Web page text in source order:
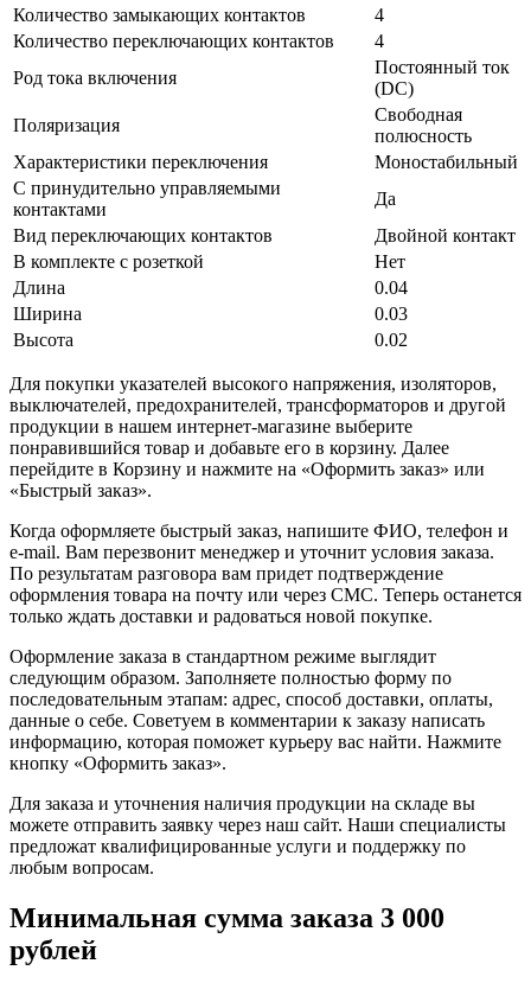
Количество замыкающих контактов
4
Количество переключающих контактов
4
Род тока включения
Постоянный ток
(DC)
Поляризация
Свободная
полюсность
Характеристики переключения
Моностабильный
С принудительно управляемыми
контактами
Да
Вид переключающих контактов
Двойной контакт
В комплекте с розеткой
Нет
Длина
0.04
Ширина
0.03
Высота
0.02
Для покупки указателей высокого напряжения, изоляторов,
выключателей, предохранителей, трансформаторов и другой
продукции в нашем интернет-магазине выберите
понравившийся товар и добавьте его в корзину. Далее
перейдите в Корзину и нажмите на «Оформить заказ» или
«Быстрый заказ».
Когда оформляете быстрый заказ, напишите ФИО, телефон и
e-mail. Вам перезвонит менеджер и уточнит условия заказа.
По результатам разговора вам придет подтверждение
оформления товара на почту или через СМС. Теперь останется
только ждать доставки и радоваться новой покупке.
Оформление заказа в стандартном режиме выглядит
следующим образом. Заполняете полностью форму по
последовательным этапам: адрес, способ доставки, оплаты,
данные о себе. Советуем в комментарии к заказу написать
информацию, которая поможет курьеру вас найти. Нажмите
кнопку «Оформить заказ».
Для заказа и уточнения наличия продукции на складе вы
можете отправить заявку через наш сайт. Наши специалисты
предложат квалифицированные услуги и поддержку по
любым вопросам.
Минимальная сумма заказа 3 000
рублей